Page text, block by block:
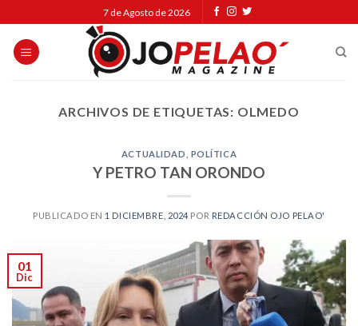
to
content
7 de Agosto de 2026
ARCHIVOS DE ETIQUETAS: OLMEDO
ACTUALIDAD POLÍTICA
Y PETRO TAN ORONDO
PUBLICADO EN 1 DICIEMBRE, 2024 POR REDACCIÓN OJO PELAO'
01
Dic